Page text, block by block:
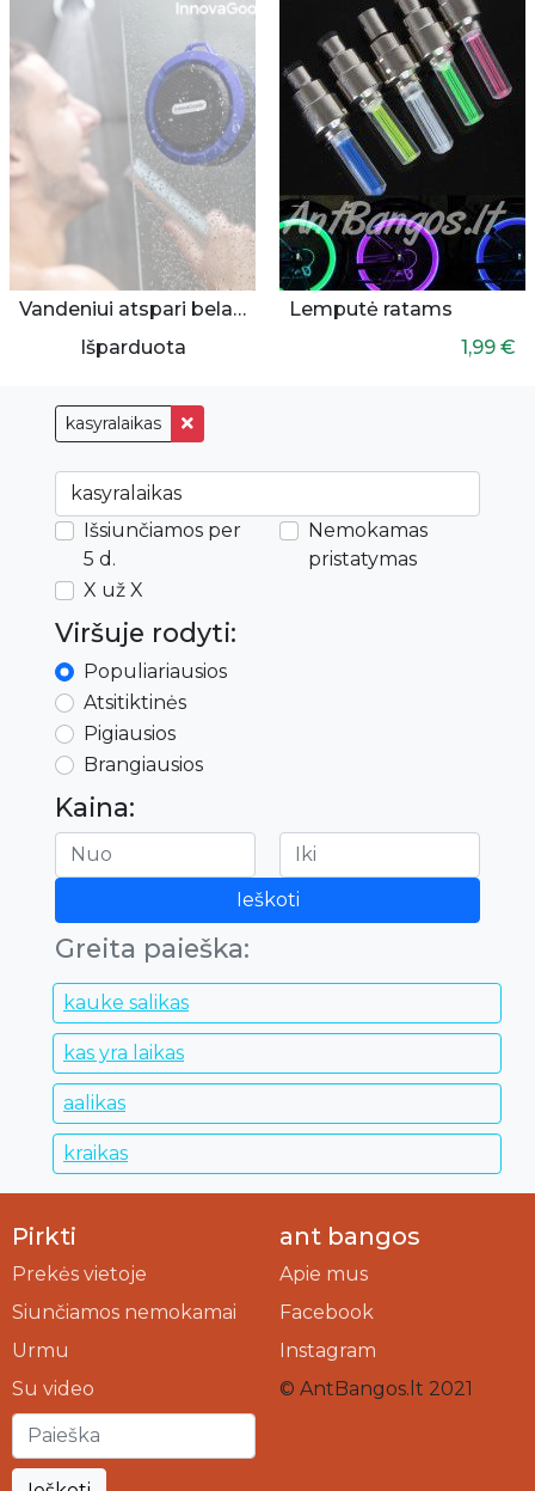
kasyralaikas
Išsiunčiamos per
5 d.
Nemokamas
pristatymas
X už X
Viršuje rodyti:
Populiariausios
Atsitiktinės
Pigiausios
Brangiausios
Kaina:
Ieškoti
Greita paieška:
kauke salikas
kas yra laikas
aalikas
kraikas
Vandeniui atspari belaidė kolonėlė
Išparduota
Lemputė ratams
1,99 €
Pirkti
Prekės vietoje
Siunčiamos nemokamai
Urmu
Su video
ant bangos
Apie mus
Facebook
Instagram
© AntBangos.lt 2021